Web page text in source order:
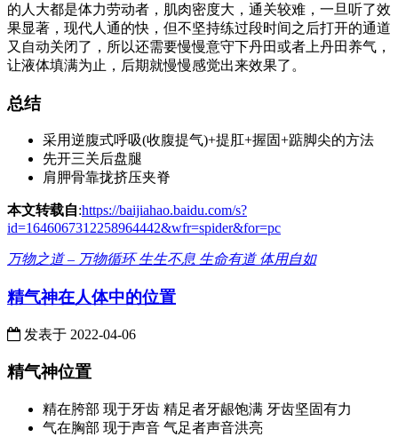
的人大都是体力劳动者，肌肉密度大，通关较难，一旦听了效
果显著，现代人通的快，但不坚持练过段时间之后打开的通道
又自动关闭了，所以还需要慢慢意守下丹田或者上丹田养气，
让液体填满为止，后期就慢慢感觉出来效果了。
总结
采用逆腹式呼吸(收腹提气)+提肛+握固+踮脚尖的方法
先开三关后盘腿
肩胛骨靠拢挤压夹脊
本文转载自:https://baijiahao.baidu.com/s?
id=1646067312258964442&wfr=spider&for=pc
万物之道 – 万物循环 生生不息 生命有道 体用自如
精气神在人体中的位置
发表于 2022-04-06
精气神位置
精在胯部 现于牙齿 精足者牙龈饱满 牙齿坚固有力
气在胸部 现于声音 气足者声音洪亮